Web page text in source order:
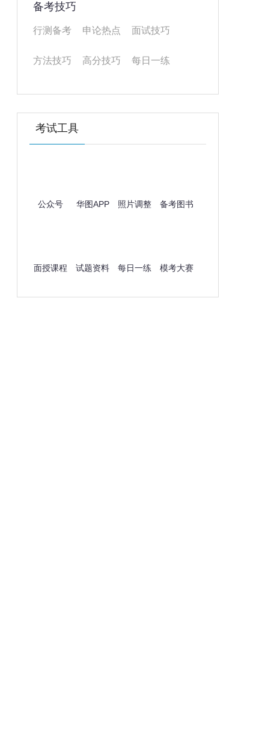
备考技巧
行测备考 申论热点 面试技巧
方法技巧 高分技巧 每日一练
考试工具
公众号 华图APP 照片调整 备考图书
面授课程 试题资料 每日一练 模考大赛